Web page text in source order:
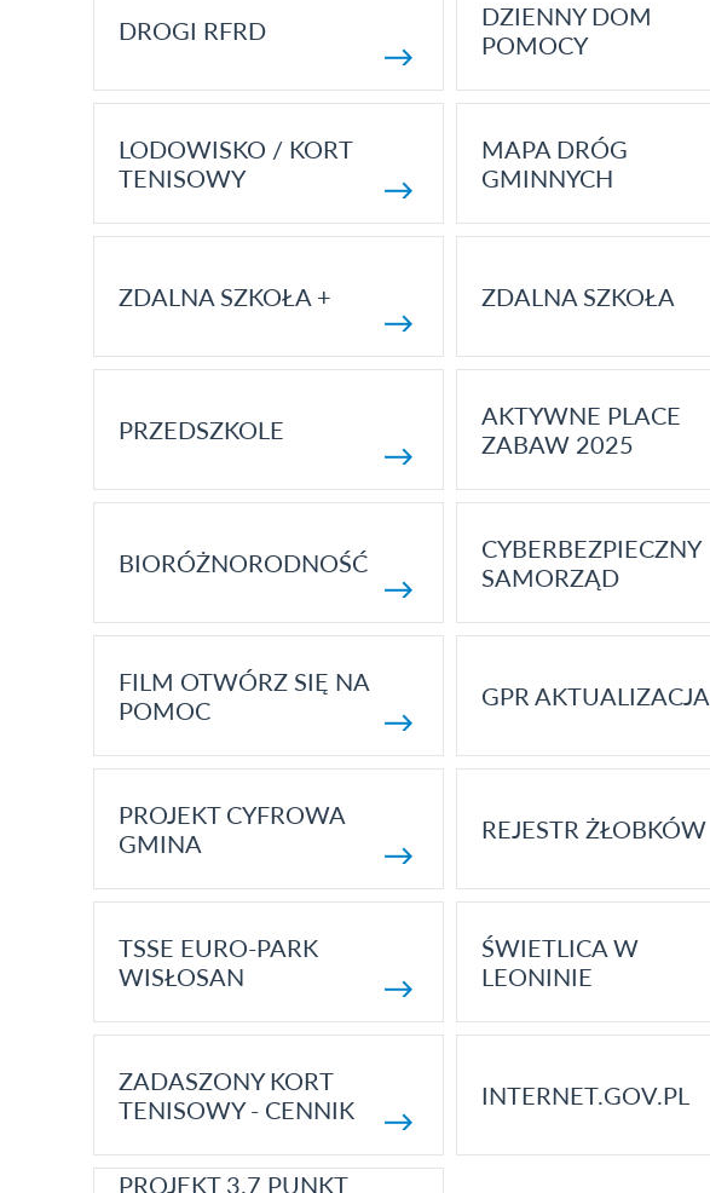
DROGI RFRD
DZIENNY DOM
POMOCY
LODOWISKO / KORT
TENISOWY
MAPA DRÓG
GMINNYCH
ZDALNA SZKOŁA + ZDALNA SZKOŁA
PRZEDSZKOLE
AKTYWNE PLACE
ZABAW 2025
BIORÓŻNORODNOŚĆ
CYBERBEZPIECZNY
SAMORZĄD
FILM OTWÓRZ SIĘ NA
POMOC
GPR AKTUALIZACJA
PROJEKT CYFROWA
GMINA
REJESTR ŻŁOBKÓW
TSSE EURO-PARK
WISŁOSAN
ŚWIETLICA W
LEONINIE
ZADASZONY KORT
TENISOWY - CENNIK
INTERNET.GOV.PL
PROJEKT 3.7 PUNKT